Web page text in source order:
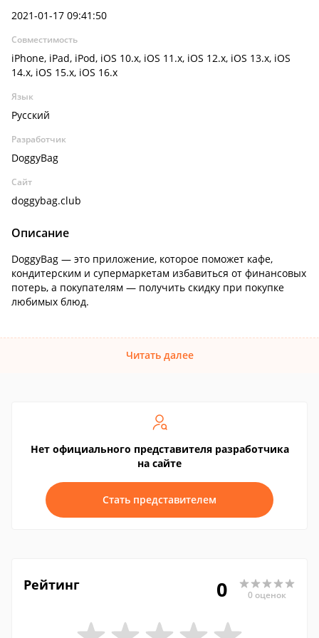
2021-01-17 09:41:50
Совместимость
iPhone, iPad, iPod, iOS 10.x, iOS 11.x, iOS 12.x, iOS 13.x, iOS
14.x, iOS 15.x, iOS 16.x
Язык
Русский
Разработчик
DoggyBag
Сайт
doggybag.club
Описание
DoggyBag — это приложение, которое поможет кафе,
кондитерским и супермаркетам избавиться от финансовых
потерь, а покупателям — получить скидку при покупке
любимых блюд.
Читать далее
Нет официального представителя разработчика
на сайте
Стать представителем
Рейтинг 0 0 оценок